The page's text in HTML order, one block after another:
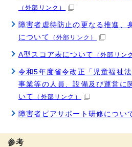
（外部リンク）
障害者虐待防止の更なる推進、
について
（外部リンク）
A型スコア表について （外部リン
令和5年度省令改正「児童福祉
事業等の人員、設備及び運営に
いて
（外部リンク）
障害者ピアサポート研修につい
参考